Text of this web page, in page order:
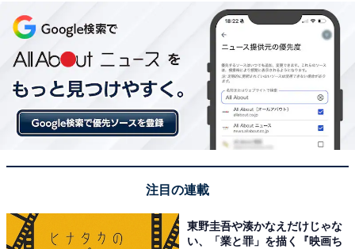
注目の連載
東野圭吾や湊かなえだけじゃな
い、「業と罪」を描く『映画ち